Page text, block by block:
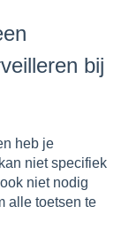
bij
heb je
niet specifiek
niet nodig
alle toetsen te